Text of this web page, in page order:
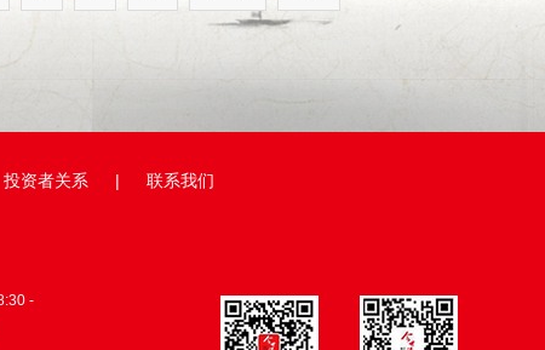
投资者关系 | 联系我们
-